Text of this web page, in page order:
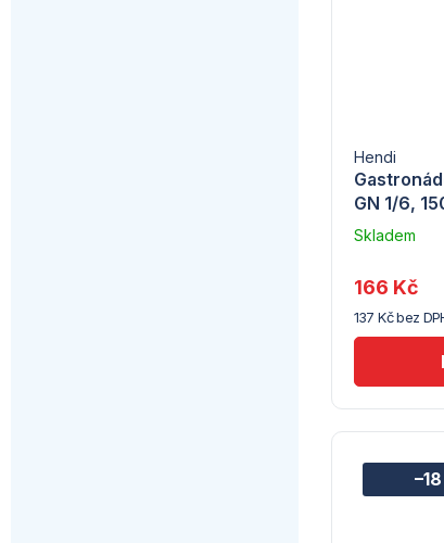
GN 1/6,
Hendi
Skladem
dodavatele
(7) -
Hendi
137 Kč bez
166 Kč